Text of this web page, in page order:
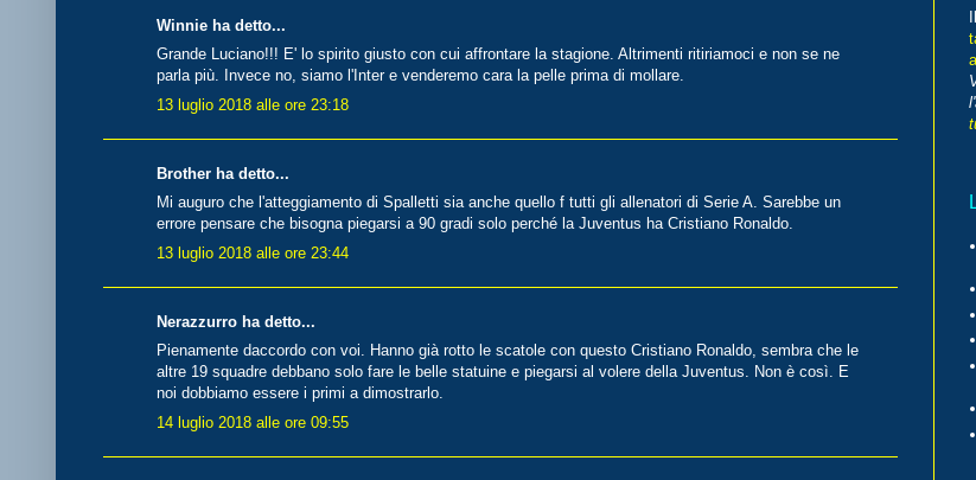
Winnie ha detto...
Grande Luciano!!! E' lo spirito giusto con cui affrontare la stagione. Altrimenti ritiriamoci e non se ne
parla più. Invece no, siamo l'Inter e venderemo cara la pelle prima di mollare.
13 luglio 2018 alle ore 23:18
Brother ha detto...
Mi auguro che l'atteggiamento di Spalletti sia anche quello f tutti gli allenatori di Serie A. Sarebbe un
errore pensare che bisogna piegarsi a 90 gradi solo perché la Juventus ha Cristiano Ronaldo.
13 luglio 2018 alle ore 23:44
Nerazzurro ha detto...
Pienamente daccordo con voi. Hanno già rotto le scatole con questo Cristiano Ronaldo, sembra che le
altre 19 squadre debbano solo fare le belle statuine e piegarsi al volere della Juventus. Non è così. E
noi dobbiamo essere i primi a dimostrarlo.
14 luglio 2018 alle ore 09:55